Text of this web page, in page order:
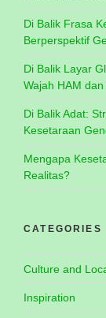
Di Balik Frasa
Berperspektif
Di Balik Layar
Wajah HAM
Di Balik Adat:
Kesetaraan
Mengapa
Realitas?
CATEGORIES
Culture and
Inspiration